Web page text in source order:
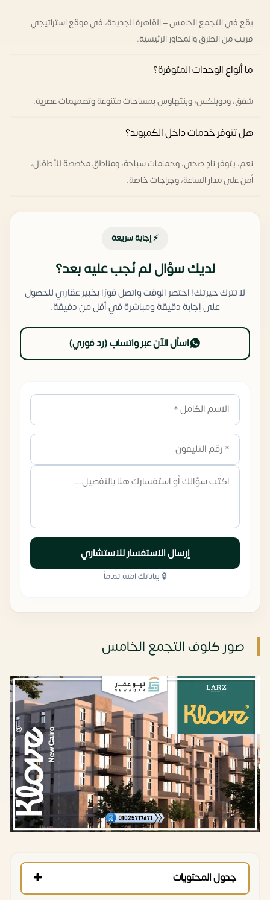
يقع في التجمع الخامس – القاهرة الجديدة، في موقع استراتيجي
قريب من الطرق والمحاور الرئيسية.
ما أنواع الوحدات المتوفرة؟
شقق، ودوبلكس، وبنتهاوس بمساحات متنوعة وتصميمات عصرية.
هل تتوفر خدمات داخل الكمبوند؟
نعم، يتوفر نادٍ صحي، وحمامات سباحة، ومناطق مخصصة للأطفال،
أمن على مدار الساعة، وجراجات خاصة.
⚡ إجابة سريعة
لديك سؤال لم نُجب عليه بعد؟
لا تترك حيرتك! اختصر الوقت واتصل فورًا بخبير عقاري للحصول
على إجابة دقيقة ومباشرة في أقل من دقيقة.
اسأل الآن عبر واتساب (رد فوري)
إرسال الاستفسار للاستشاري
🔒 بياناتك آمنة تماماً
صور كلوف التجمع الخامس
جدول المحتويات